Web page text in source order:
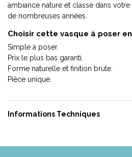
ambiance nature et classe dans
de nombreuses années.
Choisir cette vasque à poser
Simple à poser.
Prix le plus bas garanti.
Forme naturelle et finition brute.
Pièce unique.
Informations Techniques